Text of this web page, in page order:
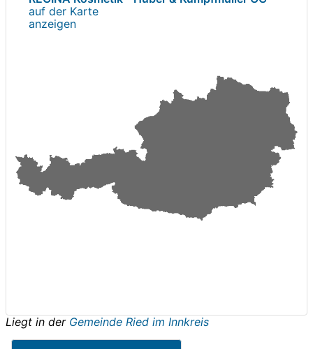
auf der Karte
anzeigen
Liegt in der Gemeinde Ried im Innkreis